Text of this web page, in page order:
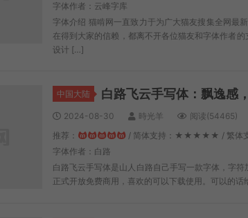
字体作者：云峰字库
字体介绍 猫啃网一直致力于为广大猫友搜集全网最
在得到大家的信赖，都离不开各位猫友和字体作者
设计 […]
中国大陆 白路飞云手写体：飘逸感
2024-08-30 時光羊 阅读(54465)
推荐：
/ 简体支持：★★★★★ / 繁体
字体作者：白路
白路飞云手写体是山人白路自己手写一款字体，字
正式开放免费商用，喜欢的可以下载使用。可以的话